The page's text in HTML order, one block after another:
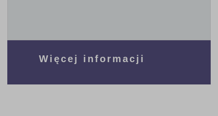
Więcej informacji